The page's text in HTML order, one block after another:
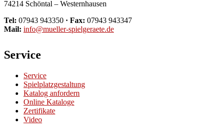
74214 Schöntal – Westernhausen
Tel: 07943 943350 · Fax: 07943 943347
Mail: info@mueller-spielgeraete.de
Service
Service
Spielplatzgestaltung
Katalog anfordern
Online Kataloge
Zertifikate
Video